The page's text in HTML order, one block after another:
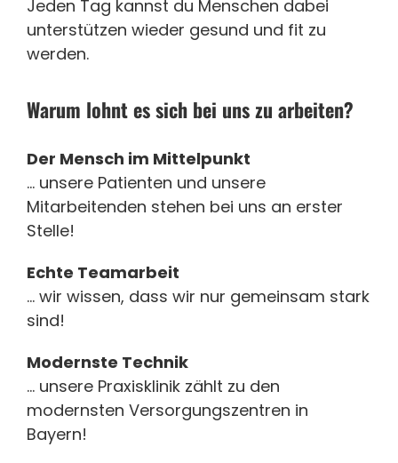
Jeden Tag kannst du Menschen dabei
unterstützen wieder gesund und fit zu
werden.
Warum lohnt es sich bei uns zu arbeiten?
Der Mensch im Mittelpunkt
… unsere Patienten und unsere
Mitarbeitenden stehen bei uns an erster
Stelle!
Echte Teamarbeit
… wir wissen, dass wir nur gemeinsam stark
sind!
Modernste Technik
… unsere Praxisklinik zählt zu den
modernsten Versorgungszentren in
Bayern!